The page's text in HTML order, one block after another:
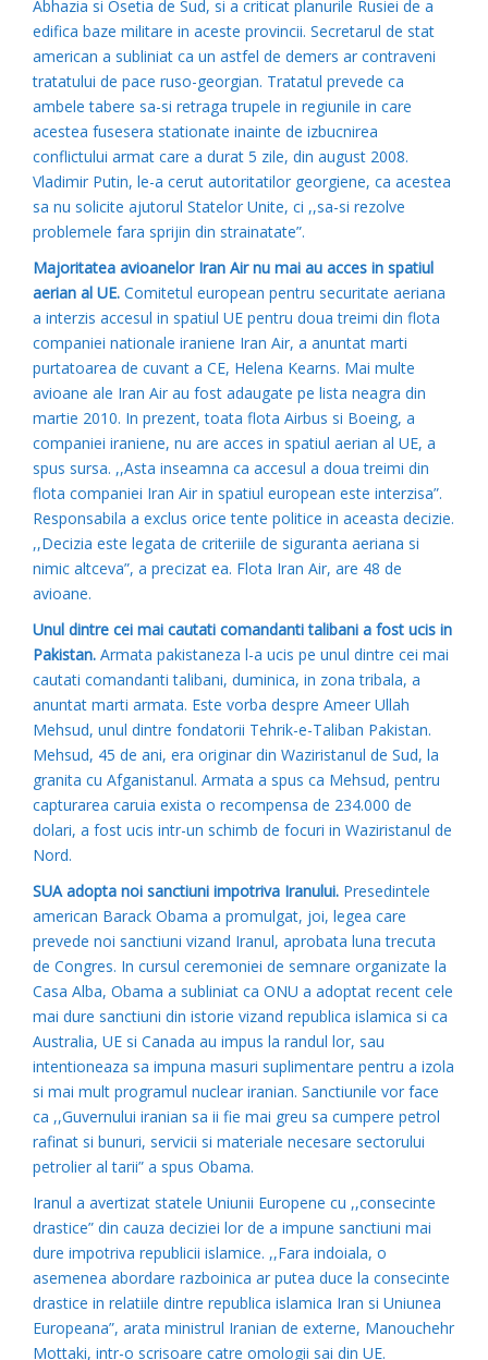
Abhazia si Osetia de Sud, si a criticat planurile Rusiei de a
edifica baze militare in aceste provincii. Secretarul de stat
american a subliniat ca un astfel de demers ar contraveni
tratatului de pace ruso-georgian. Tratatul prevede ca
ambele tabere sa-si retraga trupele in regiunile in care
acestea fusesera stationate inainte de izbucnirea
conflictului armat care a durat 5 zile, din august 2008.
Vladimir Putin, le-a cerut autoritatilor georgiene, ca acestea
sa nu solicite ajutorul Statelor Unite, ci ,,sa-si rezolve
problemele fara sprijin din strainatate”.
Majoritatea avioanelor Iran Air nu mai au acces in spatiul
aerian al UE. Comitetul european pentru securitate aeriana
a interzis accesul in spatiul UE pentru doua treimi din flota
companiei nationale iraniene Iran Air, a anuntat marti
purtatoarea de cuvant a CE, Helena Kearns. Mai multe
avioane ale Iran Air au fost adaugate pe lista neagra din
martie 2010. In prezent, toata flota Airbus si Boeing, a
companiei iraniene, nu are acces in spatiul aerian al UE, a
spus sursa. ,,Asta inseamna ca accesul a doua treimi din
flota companiei Iran Air in spatiul european este interzisa”.
Responsabila a exclus orice tente politice in aceasta decizie.
,,Decizia este legata de criteriile de siguranta aeriana si
nimic altceva”, a precizat ea. Flota Iran Air, are 48 de
avioane.
Unul dintre cei mai cautati comandanti talibani a fost ucis in
Pakistan. Armata pakistaneza l-a ucis pe unul dintre cei mai
cautati comandanti talibani, duminica, in zona tribala, a
anuntat marti armata. Este vorba despre Ameer Ullah
Mehsud, unul dintre fondatorii Tehrik-e-Taliban Pakistan.
Mehsud, 45 de ani, era originar din Waziristanul de Sud, la
granita cu Afganistanul. Armata a spus ca Mehsud, pentru
capturarea caruia exista o recompensa de 234.000 de
dolari, a fost ucis intr-un schimb de focuri in Waziristanul de
Nord.
SUA adopta noi sanctiuni impotriva Iranului. Presedintele
american Barack Obama a promulgat, joi, legea care
prevede noi sanctiuni vizand Iranul, aprobata luna trecuta
de Congres. In cursul ceremoniei de semnare organizate la
Casa Alba, Obama a subliniat ca ONU a adoptat recent cele
mai dure sanctiuni din istorie vizand republica islamica si ca
Australia, UE si Canada au impus la randul lor, sau
intentioneaza sa impuna masuri suplimentare pentru a izola
si mai mult programul nuclear iranian. Sanctiunile vor face
ca ,,Guvernului iranian sa ii fie mai greu sa cumpere petrol
rafinat si bunuri, servicii si materiale necesare sectorului
petrolier al tarii” a spus Obama.
Iranul a avertizat statele Uniunii Europene cu ,,consecinte
drastice” din cauza deciziei lor de a impune sanctiuni mai
dure impotriva republicii islamice. ,,Fara indoiala, o
asemenea abordare razboinica ar putea duce la consecinte
drastice in relatiile dintre republica islamica Iran si Uniunea
Europeana”, arata ministrul Iranian de externe, Manouchehr
Mottaki, intr-o scrisoare catre omologii sai din UE.